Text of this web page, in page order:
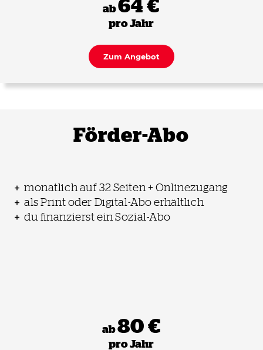
ab64 €
pro Jahr
Zum Angebot
Förder-Abo
monatlich auf 32 Seiten + Onlinezugang
als Print oder Digital-Abo erhältlich
du finanzierst ein Sozial-Abo
ab80 €
pro Jahr